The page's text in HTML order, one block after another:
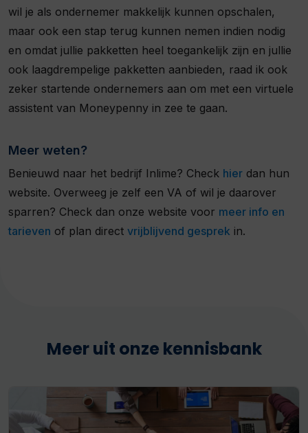
wil je als ondernemer makkelijk kunnen opschalen,
maar ook een stap terug kunnen nemen indien nodig
en omdat jullie pakketten heel toegankelijk zijn en jullie
ook laagdrempelige pakketten aanbieden, raad ik ook
zeker startende ondernemers aan om met een virtuele
assistent van Moneypenny in zee te gaan.
Meer weten?
Benieuwd naar het bedrijf Inlime? Check hier dan hun
website. Overweeg je zelf een VA of wil je daarover
sparren? Check dan onze website voor meer info en
tarieven of plan direct vrijblijvend gesprek in.
Meer uit onze kennisbank